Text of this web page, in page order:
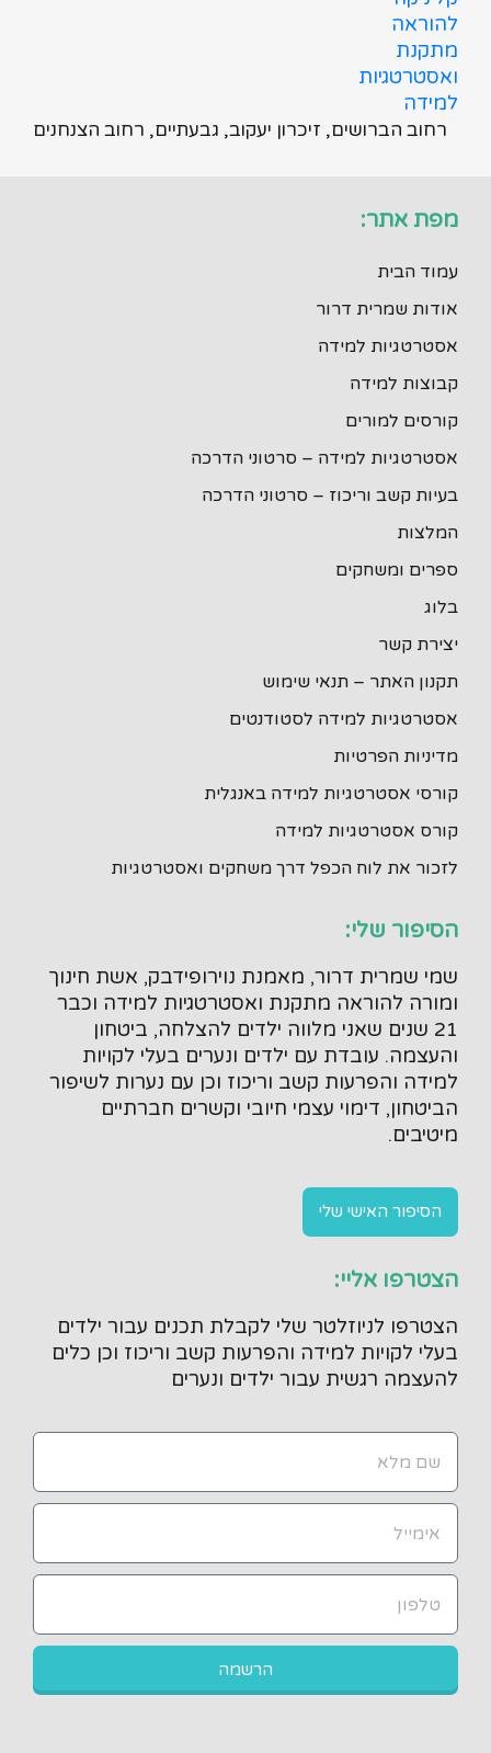
רחוב הברושים, זיכרון יעקוב, גבעתיים, רחוב הצנחנים
מפת אתר:
עמוד הבית
אודות שמרית דרור
אסטרטגיות למידה
קבוצות למידה
קורסים למורים
אסטרטגיות למידה – סרטוני הדרכה
בעיות קשב וריכוז – סרטוני הדרכה
המלצות
ספרים ומשחקים
בלוג
יצירת קשר
תקנון האתר – תנאי שימוש
אסטרטגיות למידה לסטודנטים
מדיניות הפרטיות
קורסי אסטרטגיות למידה באנגלית
קורס אסטרטגיות למידה
לזכור את לוח הכפל דרך משחקים ואסטרטגיות
הסיפור שלי:
שמי שמרית דרור, מאמנת נוירופידבק, אשת חינוך
ומורה להוראה מתקנת ואסטרטגיות למידה וכבר
21 שנים שאני מלווה ילדים להצלחה, ביטחון
והעצמה. עובדת עם ילדים ונערים בעלי לקויות
למידה והפרעות קשב וריכוז וכן עם נערות לשיפור
הביטחון, דימוי עצמי חיובי וקשרים חברתיים
מיטיבים.
הסיפור האישי שלי
הצטרפו אליי:
הצטרפו לניוזלטר שלי לקבלת תכנים עבור ילדים
בעלי לקויות למידה והפרעות קשב וריכוז וכן כלים
להעצמה רגשית עבור ילדים ונערים
הרשמה